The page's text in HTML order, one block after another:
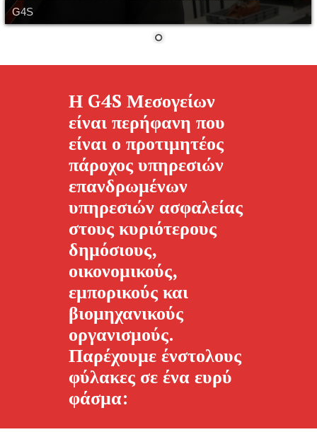
G4S
Η G4S Μεσογείων
είναι περήφανη που
είναι ο προτιμητέος
πάροχος υπηρεσιών
επανδρωμένων
υπηρεσιών ασφαλείας
στους κυριότερους
δημόσιους,
οικονομικούς,
εμπορικούς και
βιομηχανικούς
οργανισμούς.
Παρέχουμε ένστολους
φύλακες σε ένα ευρύ
φάσμα: